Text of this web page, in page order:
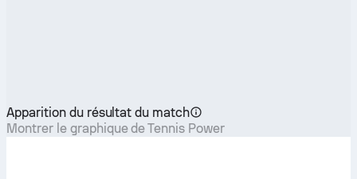
Apparition du résultat du match
Montrer le graphique de Tennis Power